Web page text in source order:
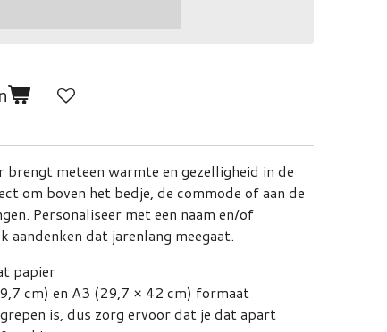
meteen warmte en gezelligheid in de
om boven het bedje, de commode of aan de
Personaliseer met een naam en/of
aandenken dat jarenlang meegaat.
papier
cm) en A3 (29,7 × 42 cm) formaat
is, dus zorg ervoor dat je dat apart